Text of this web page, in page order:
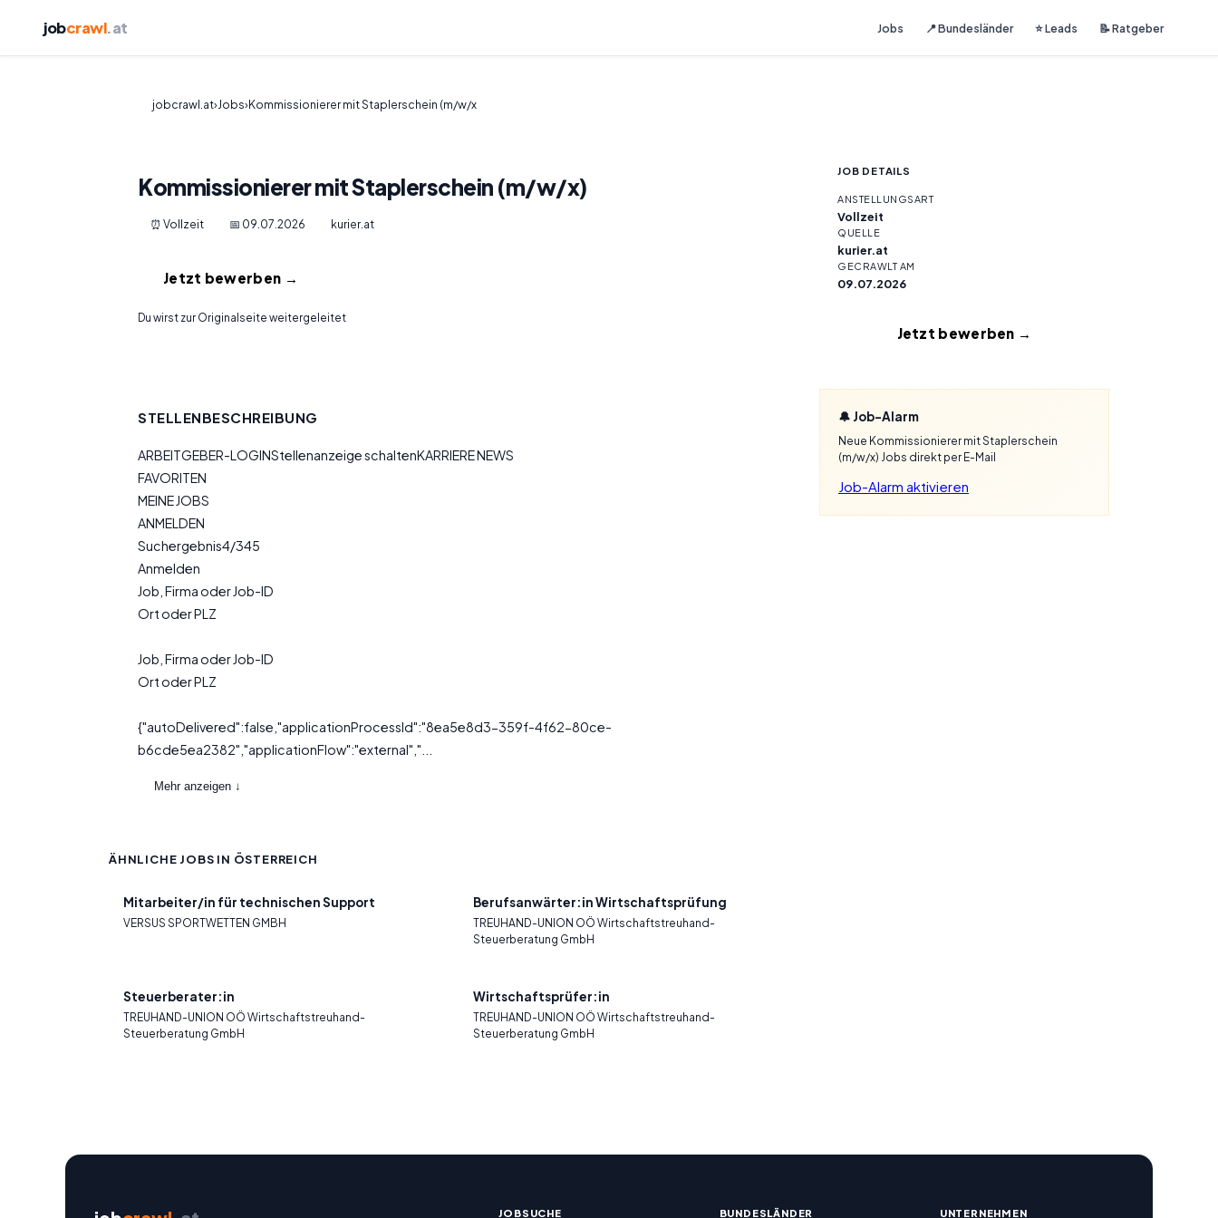
jobcrawl.at Jobs 📍 Bundesländer ⭐ Leads 📝 Ratgeber
jobcrawl.at›Jobs›Kommissionierer mit Staplerschein (m/w/x
Kommissionierer mit Staplerschein (m/w/x)
⏰ Vollzeit 📅 09.07.2026 kurier.at
Jetzt bewerben →
Du wirst zur Originalseite weitergeleitet
STELLENBESCHREIBUNG
ARBEITGEBER-LOGINStellenanzeige schaltenKARRIERE NEWS
FAVORITEN
MEINE JOBS
ANMELDEN
Suchergebnis4/345
Anmelden
Job, Firma oder Job-ID
Ort oder PLZ
Job, Firma oder Job-ID
Ort oder PLZ
{"autoDelivered":false,"applicationProcessId":"8ea5e8d3-359f-4f62-80ce-
b6cde5ea2382","applicationFlow":"external","...
Mehr anzeigen ↓
ÄHNLICHE JOBS IN ÖSTERREICH
Mitarbeiter/in für technischen Support
VERSUS SPORTWETTEN GMBH
Berufsanwärter:in Wirtschaftsprüfung
TREUHAND-UNION OÖ Wirtschaftstreuhand-
Steuerberatung GmbH
Steuerberater:in
TREUHAND-UNION OÖ Wirtschaftstreuhand-
Steuerberatung GmbH
Wirtschaftsprüfer:in
TREUHAND-UNION OÖ Wirtschaftstreuhand-
Steuerberatung GmbH
JOB DETAILS
ANSTELLUNGSART
Vollzeit
QUELLE
kurier.at
GECRAWLT AM
09.07.2026
Jetzt bewerben →
🔔 Job-Alarm
Neue Kommissionierer mit Staplerschein
(m/w/x) Jobs direkt per E-Mail
Job-Alarm aktivieren
JOBSUCHE BUNDESLÄNDER UNTERNEHMEN